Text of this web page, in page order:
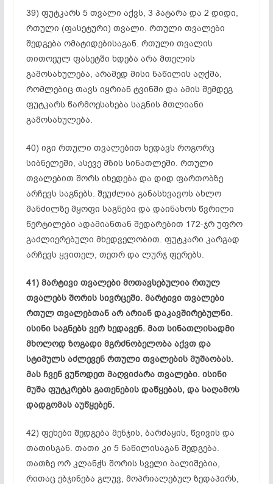
39) ფუტკარს 5 თვალი აქვს, 3 პატარა და 2 დიდი,
რთული (ფასეტური) თვალი. რთული თვალები
შედგება ომატიდებისაგან. რთული თვალის
თითოეულ ფასეტში ხდება არა მთელის
გამოსახულება, არამედ მისი ნაწილის აღქმა,
რომლებიც თავს იყრიან ტვინში და ამის შემდეგ
ფუტკარს წარმოესახება საგნის მთლიანი
გამოსახულება.
40) იგი რთული თვალებით ხედავს როგორც
სიბნელეში, ასევე მზის სინათლეში. რთული
თვალებით შორს იხედება და დიდ ფართობზე
არჩევს საგნებს. შეუძლია განასხვავოს ახლო
მანძილზე მყოფი საგნები და დაინახოს წვრილი
წერტილები ადამიანთან შედარებით 172-ჯრ უფრო
გაძლიერებული მხედველობით. ფუტკარი კარგად
არჩევს ყვითელ, თეთრ და ლურჯ ფერებს.
41) მარტივი თვალები მოთავსებულია რთულ
თვალებს შორის სივრცეში. მარტივი თვალები
რთულ თვალებთან არ არიან დაკავშირებულნი.
ისინი საგნებს ვერ ხედავენ. მათ სინათლისადმი
მხოლოდ ზოგადი მგრძნობელობა აქვთ და
სტიმულს აძლევენ რთული თვალების მუშაობას.
მას ჩვენ ვუწოდეთ მაღვიძარა თვალები. ისინი
მუშა ფუტკრებს გათენების დაწყებას, და საღამოს
დადგომას აუწყებენ.
42) ფეხები შედგება მენჯის, ბარძაყის, წვივის და
თათისგან. თათი კი 5 ნაწილისაგან შედგება.
თათზე ორ კლანჭსშორის სველი ბალიშებია,
რითაც ებჯინება გლუვ, მოპრიალებულ ზედაპირს,